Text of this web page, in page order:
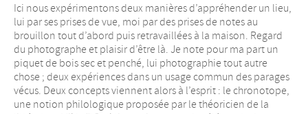
Ici nous expérimentons deux manières d’appréhender un lieu,
lui par ses prises de vue, moi par des prises de notes au
brouillon tout d’abord puis retravaillées à la maison. Regard
du photographe et plaisir d’être là. Je note pour ma part un
piquet de bois sec et penché, lui photographie tout autre
chose ; deux expériences dans un usage commun des parages
vécus. Deux concepts viennent alors à l’esprit : le chronotope,
une notion philologique proposée par le théoricien de la